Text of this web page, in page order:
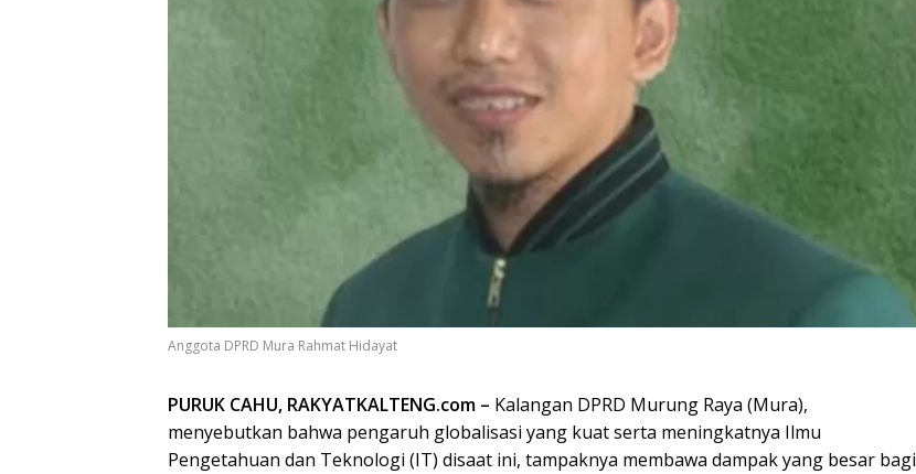
Anggota DPRD Mura Rahmat Hidayat
PURUK CAHU, RAKYATKALTENG.com – Kalangan DPRD Murung Raya (Mura),
menyebutkan bahwa pengaruh globalisasi yang kuat serta meningkatnya Ilmu
Pengetahuan dan Teknologi (IT) disaat ini, tampaknya membawa dampak yang besar bagi